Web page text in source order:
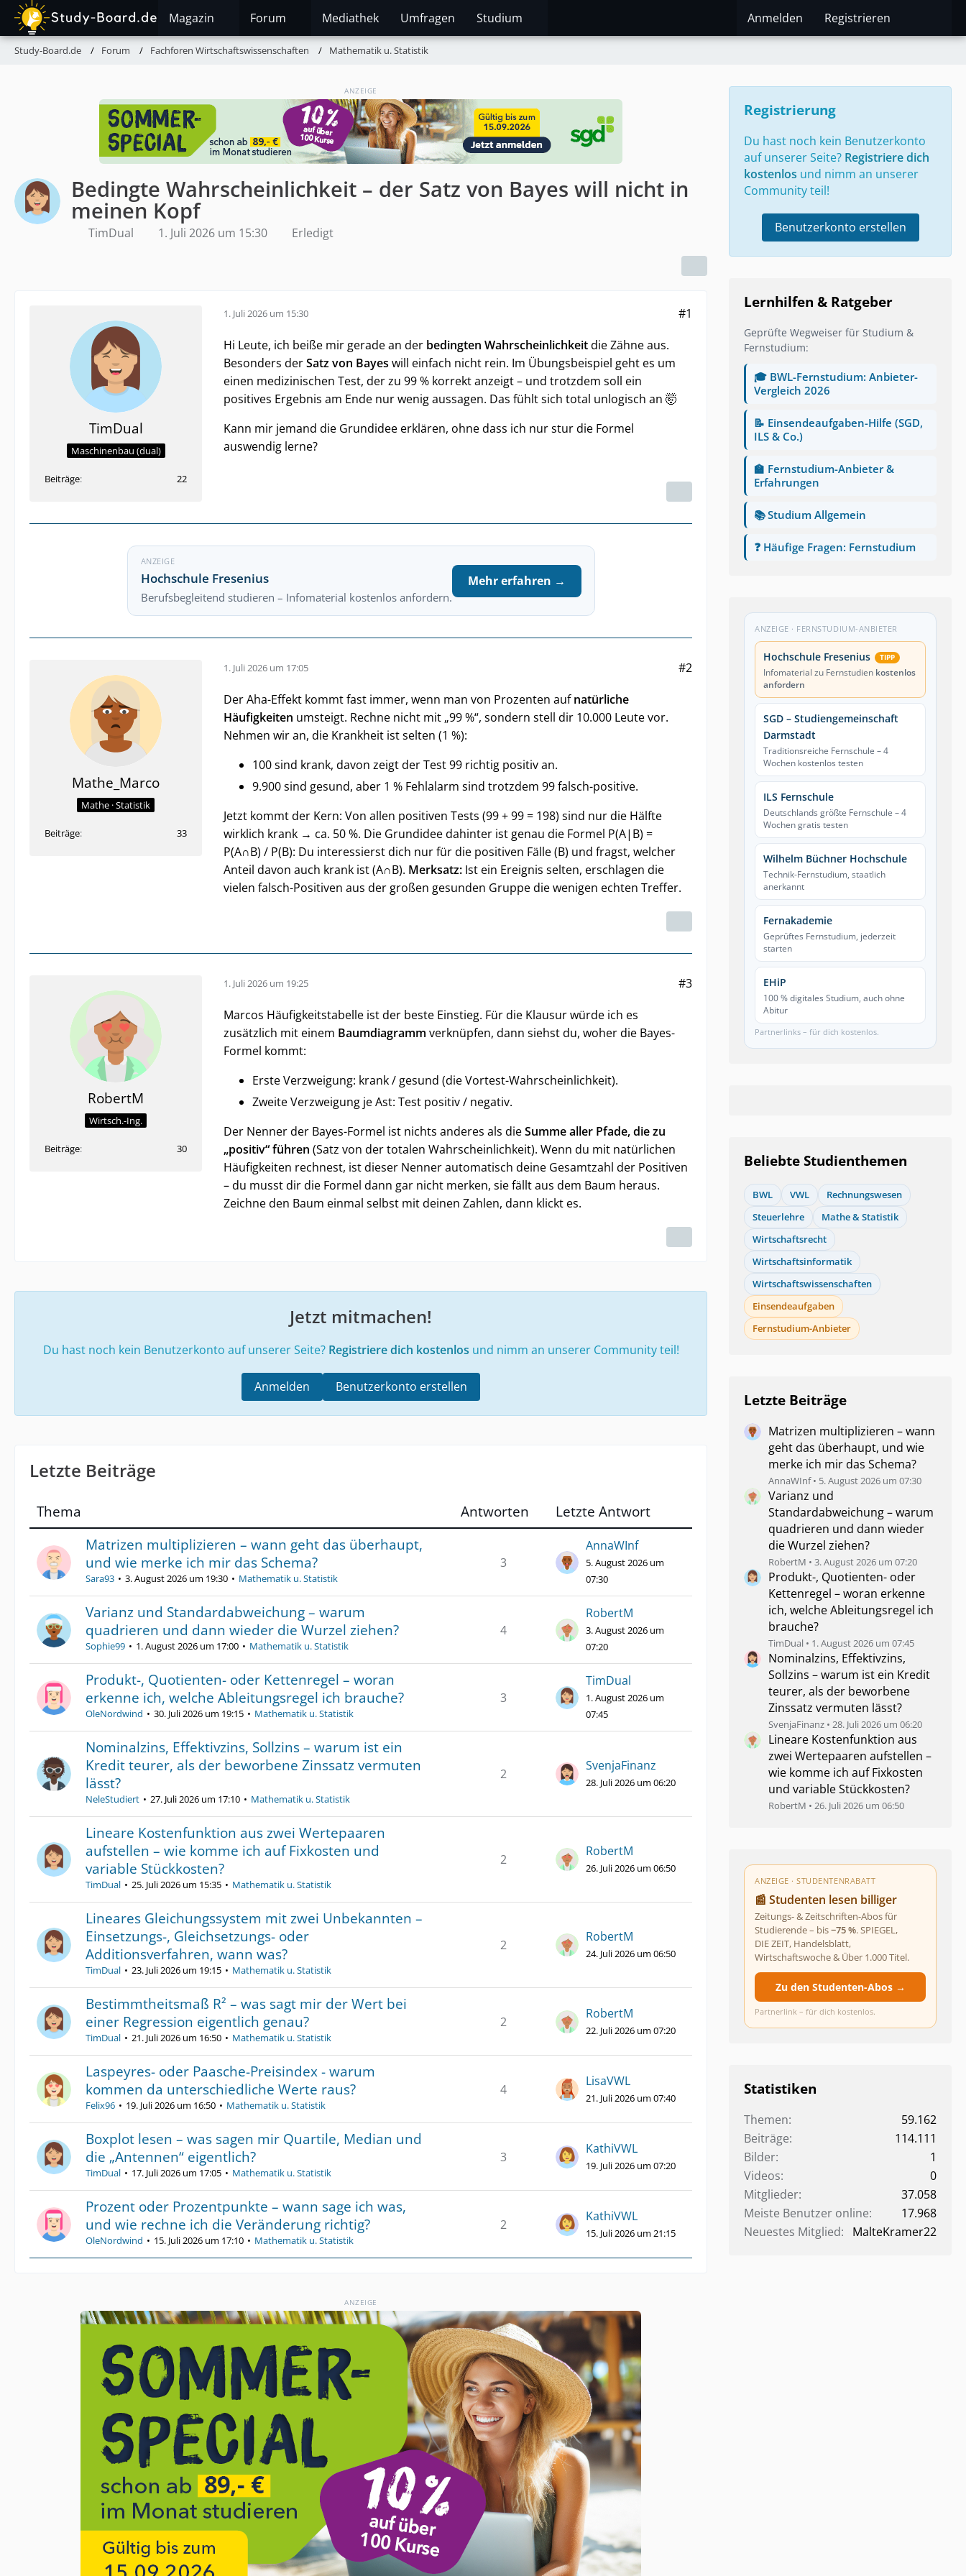
Magazin Forum Mediathek Umfragen Studium Anmelden Registrieren
Study-Board.de Forum Fachforen Wirtschaftswissenschaften Mathematik u. Statistik
ANZEIGE
Bedingte Wahrscheinlichkeit – der Satz von Bayes will nicht in
meinen Kopf
TimDual 1. Juli 2026 um 15:30 Erledigt
TimDual
Maschinenbau (dual)
Beiträge 22
1. Juli 2026 um 15:30
#1
Hi Leute, ich beiße mir gerade an der bedingten Wahrscheinlichkeitdie Zähne aus.
Besonders derSatz von Bayes will einfach nicht rein. Im Übungsbeispiel geht es um
einen medizinischen Test, der zu 99 % korrekt anzeigt – und trotzdem soll ein
positives Ergebnis am Ende nur wenig aussagen. Das fühlt sich total unlogisch an 🤯
Kann mir jemand die Grundidee erklären, ohne dass ich nur stur die Formel
auswendig lerne?
ANZEIGE
Hochschule Fresenius
Berufsbegleitend studieren – Infomaterial kostenlos anfordern.
Mehr erfahren →
Mathe_Marco
Mathe · Statistik
Beiträge 33
1. Juli 2026 um 17:05
#2
Der Aha-Effekt kommt fast immer, wenn man von Prozenten aufnatürliche
Häufigkeiten umsteigt. Rechne nicht mit „99 %“, sondern stell dir 10.000 Leute vor.
Nehmen wir an, die Krankheit ist selten (1 %):
100 sind krank, davon zeigt der Test 99 richtig positiv an.
9.900 sind gesund, aber 1 % Fehlalarm sind trotzdem 99 falsch-positive.
Jetzt kommt der Kern: Von allen positiven Tests (99 + 99 = 198) sind nur die Hälfte
wirklich krank → ca. 50 %. Die Grundidee dahinter ist genau die Formel P(A|B) =
P(A∩B) / P(B): Du interessierst dich nur für die positiven Fälle (B) und fragst, welcher
Anteil davon auch krank ist (A∩B). Merksatz: Ist ein Ereignis selten, erschlagen die
vielen falsch-Positiven aus der großen gesunden Gruppe die wenigen echten Treffer.
RobertM
Wirtsch.-Ing.
Beiträge 30
1. Juli 2026 um 19:25
#3
Marcos Häufigkeitstabelle ist der beste Einstieg. Für die Klausur würde ich es
zusätzlich mit einem Baumdiagramm verknüpfen, dann siehst du, woher die Bayes-
Formel kommt:
Erste Verzweigung: krank / gesund (die Vortest-Wahrscheinlichkeit).
Zweite Verzweigung je Ast: Test positiv / negativ.
Der Nenner der Bayes-Formel ist nichts anderes als dieSumme aller Pfade, die zu
„positiv“ führen (Satz von der totalen Wahrscheinlichkeit). Wenn du mit natürlichen
Häufigkeiten rechnest, ist dieser Nenner automatisch deine Gesamtzahl der Positiven
– du musst dir die Formel dann gar nicht merken, sie fällt aus dem Baum heraus.
Zeichne den Baum einmal selbst mit deinen Zahlen, dann klickt es.
Jetzt mitmachen!
Du hast noch kein Benutzerkonto auf unserer Seite? Registriere dich kostenlos und nimm an unserer Community teil!
Benutzerkonto erstellen
Anmelden
Letzte Beiträge
Thema Antworten
Letzte Antwort
Matrizen multiplizieren – wann geht das überhaupt,
und wie merke ich mir das Schema?
Sara93 3. August 2026 um 19:30 Mathematik u. Statistik
3
AnnaWInf
5. August 2026 um
07:30
Varianz und Standardabweichung – warum
quadrieren und dann wieder die Wurzel ziehen?
Sophie99 1. August 2026 um 17:00 Mathematik u. Statistik
4
RobertM
3. August 2026 um
07:20
Produkt-, Quotienten- oder Kettenregel – woran
erkenne ich, welche Ableitungsregel ich brauche?
OleNordwind 30. Juli 2026 um 19:15 Mathematik u. Statistik
3
TimDual
1. August 2026 um
07:45
Nominalzins, Effektivzins, Sollzins – warum ist ein
Kredit teurer, als der beworbene Zinssatz vermuten
lässt?
NeleStudiert 27. Juli 2026 um 17:10 Mathematik u. Statistik
2
SvenjaFinanz
28. Juli 2026 um 06:20
Lineare Kostenfunktion aus zwei Wertepaaren
aufstellen – wie komme ich auf Fixkosten und
variable Stückkosten?
TimDual 25. Juli 2026 um 15:35 Mathematik u. Statistik
2
RobertM
26. Juli 2026 um 06:50
Lineares Gleichungssystem mit zwei Unbekannten –
Einsetzungs-, Gleichsetzungs- oder
Additionsverfahren, wann was?
TimDual 23. Juli 2026 um 19:15 Mathematik u. Statistik
2
RobertM
24. Juli 2026 um 06:50
Bestimmtheitsmaß R² – was sagt mir der Wert bei
einer Regression eigentlich genau?
TimDual 21. Juli 2026 um 16:50 Mathematik u. Statistik
2
RobertM
22. Juli 2026 um 07:20
Laspeyres- oder Paasche-Preisindex - warum
kommen da unterschiedliche Werte raus?
Felix96 19. Juli 2026 um 16:50 Mathematik u. Statistik
4
LisaVWL
21. Juli 2026 um 07:40
Boxplot lesen – was sagen mir Quartile, Median und
die „Antennen“ eigentlich?
TimDual 17. Juli 2026 um 17:05 Mathematik u. Statistik
3
KathiVWL
19. Juli 2026 um 07:20
Prozent oder Prozentpunkte – wann sage ich was,
und wie rechne ich die Veränderung richtig?
OleNordwind 15. Juli 2026 um 17:10 Mathematik u. Statistik
2
KathiVWL
15. Juli 2026 um 21:15
ANZEIGE
Registrierung
Du hast noch kein Benutzerkonto
auf unserer Seite? Registriere dich
kostenlos und nimm an unserer
Community teil!
Benutzerkonto erstellen
Lernhilfen & Ratgeber
Geprüfte Wegweiser für Studium &
Fernstudium:
🎓 BWL-Fernstudium: Anbieter-
Vergleich 2026
📝 Einsendeaufgaben-Hilfe (SGD,
ILS & Co.)
🏫 Fernstudium-Anbieter &
Erfahrungen
📚 Studium Allgemein
❓ Häufige Fragen: Fernstudium
ANZEIGE · FERNSTUDIUM-ANBIETER
Hochschule Fresenius TIPP
Infomaterial zu Fernstudien kostenlos
anfordern
SGD – Studiengemeinschaft
Darmstadt
Traditionsreiche Fernschule – 4
Wochen kostenlos testen
ILS Fernschule
Deutschlands größte Fernschule – 4
Wochen gratis testen
Wilhelm Büchner Hochschule
Technik-Fernstudium, staatlich
anerkannt
Fernakademie
Geprüftes Fernstudium, jederzeit
starten
EHiP
100 % digitales Studium, auch ohne
Abitur
Partnerlinks – für dich kostenlos.
Beliebte Studienthemen
BWL VWL
Rechnungswesen
Steuerlehre
Mathe & Statistik
Wirtschaftsrecht
Wirtschaftsinformatik
Wirtschaftswissenschaften
Einsendeaufgaben
Fernstudium-Anbieter
Letzte Beiträge
Matrizen multiplizieren – wann
geht das überhaupt, und wie
merke ich mir das Schema?
AnnaWInf 5. August 2026 um 07:30
Varianz und
Standardabweichung – warum
quadrieren und dann wieder
die Wurzel ziehen?
RobertM 3. August 2026 um 07:20
Produkt-, Quotienten- oder
Kettenregel – woran erkenne
ich, welche Ableitungsregel ich
brauche?
TimDual 1. August 2026 um 07:45
Nominalzins, Effektivzins,
Sollzins – warum ist ein Kredit
teurer, als der beworbene
Zinssatz vermuten lässt?
SvenjaFinanz 28. Juli 2026 um 06:20
Lineare Kostenfunktion aus
zwei Wertepaaren aufstellen –
wie komme ich auf Fixkosten
und variable Stückkosten?
RobertM 26. Juli 2026 um 06:50
ANZEIGE · STUDENTENRABATT
📰 Studenten lesen billiger
Zeitungs- & Zeitschriften-Abos für
Studierende – bis−75 %. SPIEGEL,
DIE ZEIT, Handelsblatt,
Wirtschaftswoche & Über 1.000 Titel.
Zu den Studenten-Abos →
Partnerlink – für dich kostenlos.
Statistiken
Themen
59.162
Beiträge
114.111
Bilder
1
Videos
0
Mitglieder
37.058
Meiste Benutzer online
17.968
Neuestes Mitglied
MalteKramer22